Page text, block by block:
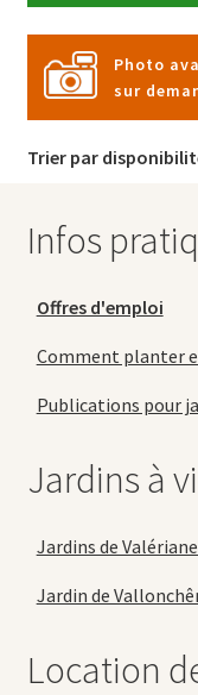
Photo
sur
Trier par
Infos
Offres d'emploi
Comment planter
Publications pour
Jardins à
Jardins de
Jardin de
Location